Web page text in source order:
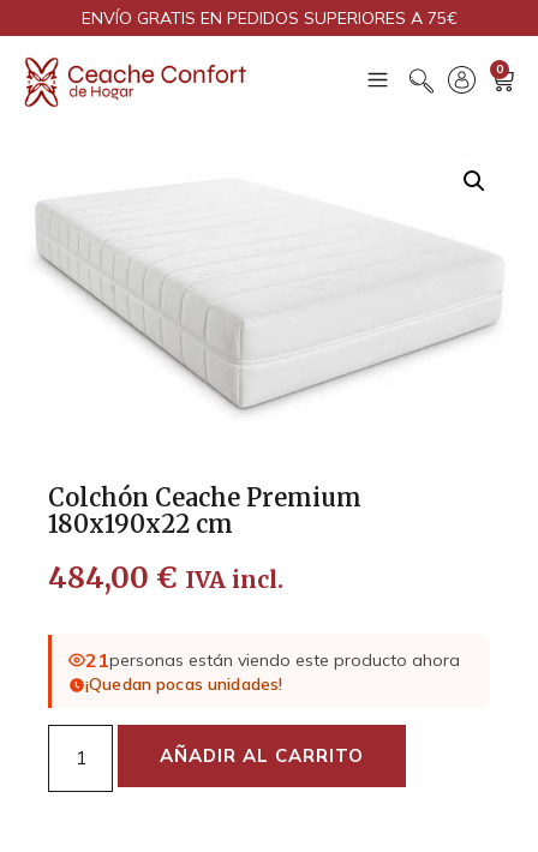
ENVÍO GRATIS EN PEDIDOS SUPERIORES A 75€
0
Colchón Ceache Premium
180x190x22 cm
484,00 € IVA incl.
21personas están viendo este producto ahora
¡Quedan pocas unidades!
AÑADIR AL CARRITO